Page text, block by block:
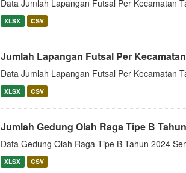
Data Jumlah Lapangan Futsal Per Kecamatan
XLSX CSV
Jumlah Lapangan Futsal Per
Data Jumlah Lapangan Futsal Per Kecamatan
XLSX CSV
Jumlah Gedung Olah Raga Tipe B
Data Gedung Olah Raga Tipe B Tahun 2024
XLSX CSV